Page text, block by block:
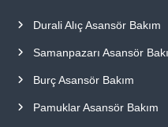
Durali Alıç Asansör Bakım
Samanpazarı Asansör
Burç Asansör Bakım
Pamuklar Asansör Bakım